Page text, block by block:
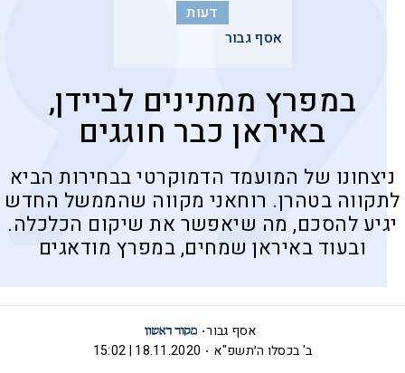
דעות
אסף גבור
במפרץ ממתינים לביידן,
באיראן כבר חוגגים
ניצחונו של המועמד הדמוקרטי בבחירות הביא
לתקווה בטהרן. רוחאני מקווה שהממשל החדש
יגיע להסכם, מה שיאפשר את שיקום הכלכלה.
ובעוד באיראן שמחים, במפרץ מודאגים
אסף גבור
ב' בכסלו ה׳תשפ"א
18.11.2020 | 15:02